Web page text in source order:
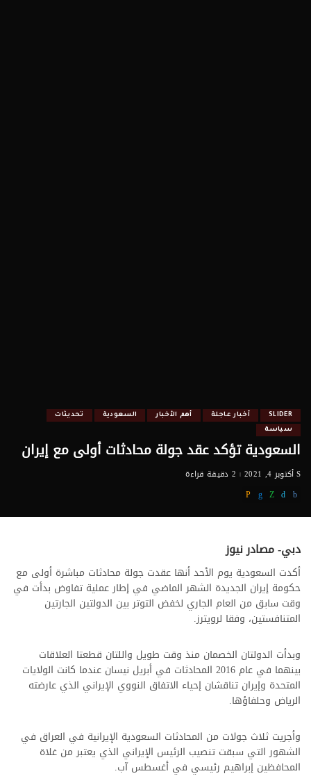
SLIDER أخبار عاجلة أهم الأخبار السعودية
تحديثات
سياسة
السعودية تؤكد عقد جولة محادثات أولى مع إيران
أكتوبر 4, 2021 2 دقيقة قراءة
دبي- مصادر نيوز
أكدت السعودية يوم الأحد أنها عقدت جولة محادثات مباشرة أولى مع
حكومة إيران الجديدة الشهر الماضي في إطار عملية تفاوض بدأت في
وقت سابق من العام الجاري لخفض التوتر بين الدولتين الجارتين
المتنافستين، وفقا لرويترز.
وبدأت الدولتان الخصمان منذ وقت طويل واللتان قطعتا العلاقات‭‭‬‬‬
بينهما في عام 2016 المحادثات في أبريل نيسان عندما كانت الولايات
المتحدة وإيران تناقشان إحياء الاتفاق النووي الإيراني الذي عارضته
الرياض وحلفاؤها.
وأجريت ثلاث جولات من المحادثات السعودية الإيرانية في العراق في
الشهور التي سبقت تنصيب الرئيس الإيراني الذي يعتبر من غلاة
المحافظين إبراهيم رئيسي في أغسطس آب.